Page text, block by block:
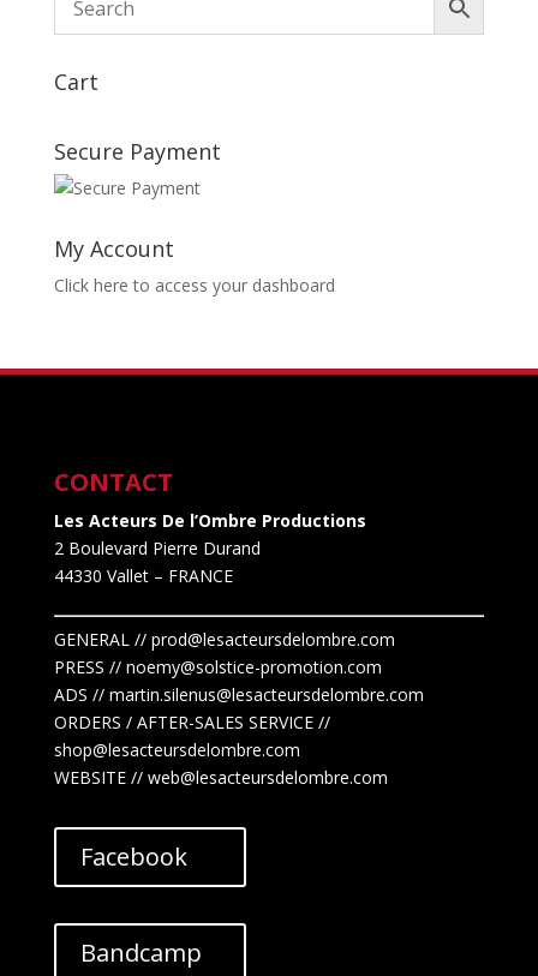
Cart
Secure Payment
My Account
Click here to access your dashboard
CONTACT
Les Acteurs De l’Ombre Productions
2 Boulevard Pierre Durand
44330 Vallet– FRANCE
GENERAL // prod@lesacteursdelombre.com
PRESS // noemy@solstice-promotion.com
ADS // martin.silenus@lesacteursdelombre.com
ORDERS / AFTER-SALES SERVICE //
shop@lesacteursdelombre.com
WEBSITE // web@lesacteursdelombre.com
Facebook
Bandcamp